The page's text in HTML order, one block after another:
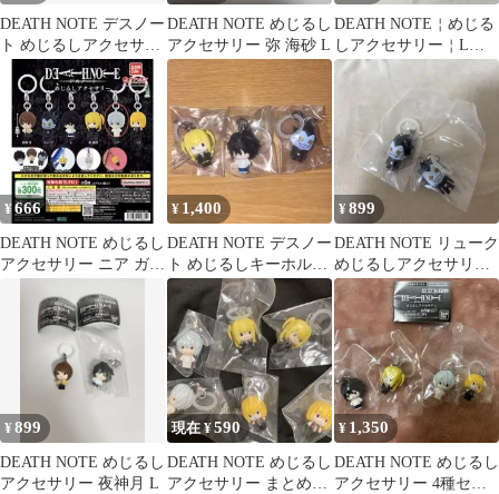
DEATH NOTE デスノー
ト めじるしアクセサリ
ー 弥海砂・メロ
DEATH NOTE めじるし
アクセサリー 弥 海砂 L
DEATH NOTE￤めじる
しアクセサリー￤L￤
リューク
¥666
DEATH NOTE めじるし
アクセサリー ニア ガチ
¥ 1,400
DEATH NOTE デスノー
ト めじるしキーホルダ
ー 3種セット
¥899
DEATH NOTE リューク
めじるしアクセサリー
ガチャ 2種セット
¥899
DEATH NOTE めじるし
アクセサリー 夜神月 L
現在 ¥590
DEATH NOTE めじるし
アクセサリー まとめ売
¥ 1,350
DEATH NOTE めじるし
アクセサリー 4種セッ